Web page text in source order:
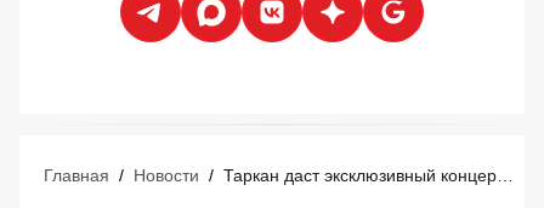
Главная / Новости /